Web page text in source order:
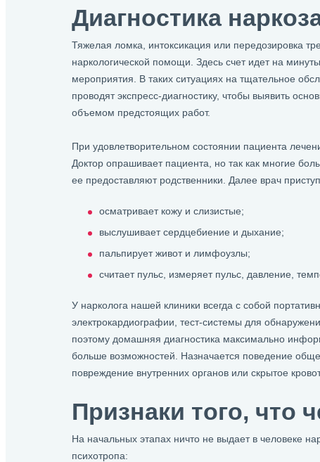
Диагностика
Тяжелая ломка, интоксикация или передозировка
наркологической помощи. Здесь счет идет на
мероприятия. В таких ситуациях на тщательное
проводят экспресс-диагностику, чтобы выявить
объемом предстоящих работ.
При удовлетворительном состоянии пациента
Доктор опрашивает пациента, но так как многие
ее предоставляют родственники. Далее врач
осматривает кожу и слизистые;
выслушивает сердцебиение и дыхание;
пальпирует живот и лимфоузлы;
считает пульс, измеряет пульс, давление,
У нарколога нашей клиники всегда с собой
электрокардиографии, тест-системы для
поэтому домашняя диагностика максимально
больше возможностей. Назначается поведение
повреждение внутренних органов или скрытое
Признаки того, что
На начальных этапах ничто не выдает в человеке
психотропа: